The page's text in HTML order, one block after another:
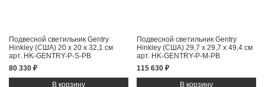
Подвесной светильник Gentry
Hinkley (США) 20 x 20 x 32,1 см
арт. HK-GENTRY-P-S-PB
80 330 ₽
Подвесной светильник Gentry
Hinkley (США) 29,7 x 29,7 x 49,4 см
арт. HK-GENTRY-P-M-PB
115 630 ₽